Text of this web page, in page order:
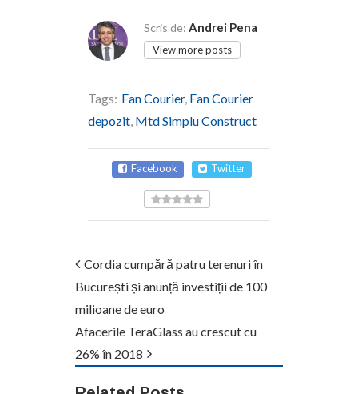
Scris de: Andrei Pena
View more posts
Tags: Fan Courier, Fan Courier
depozit, Mtd Simplu Construct
Facebook Twitter
Cordia cumpără patru terenuri în
București și anunță investiții de 100
milioane de euro
Afacerile TeraGlass au crescut cu
26% în 2018